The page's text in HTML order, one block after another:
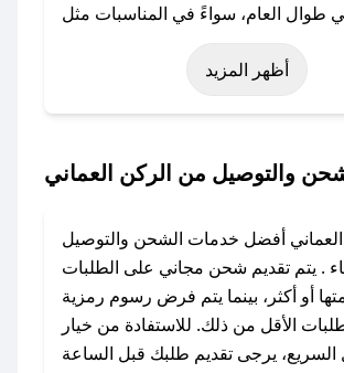
طوال العام، سواءً في المناسبات مثل
عيد الأضحى، الجمعة البيضاء (شهر
رمضان، اليوم الوطني، يوم التأسيس، أو
حتى عروض خاصة أخرى.
صحصح، يمكنك العثور بسهولة على
معنا عبر تويتر أو البريد الإلكتروني
لإضافته بسرعة.
### كيفية استخدام كود خصم الركن العماني؟
1. انسخ كود الخصم من تطبيق صحصح.
أظهر المزيد
والتوصيل من الركن العماني
العماني أفضل خدمات الشحن والتوصيل
. يتم تقديم شحن مجاني على الطلبات
أو أكثر، بينما يتم فرض رسوم رمزية
الأقل من ذلك. للاستفادة من خيار